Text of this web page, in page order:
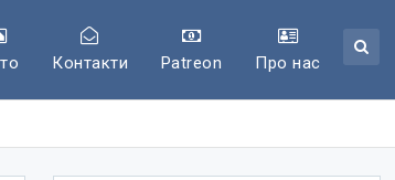
Контакти Patreon Про нас